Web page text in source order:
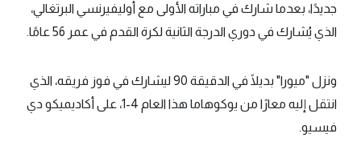
جديدًا، بعدما شارك في مباراته الأولى مع أوليفيرنسي البرتغالي،
الذي يُشارك في دوري الدرجة الثانية لكرة القدم في عمر 56 عامًا.
ونزل "ميورا" بديلًا في الدقيقة 90 ليشارك في فوز فريقه، الذي
انتقل إليه معارًا من يوكوهاما هذا العام 4-1، على أكاديميكو دي
فيسيو.